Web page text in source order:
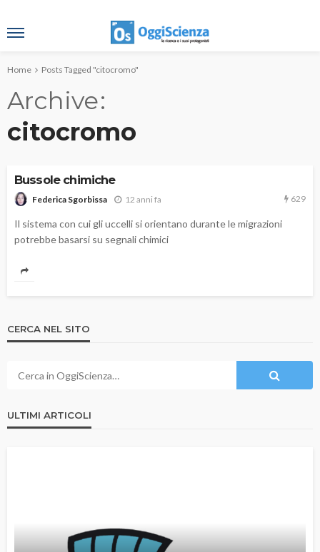
Home Posts Tagged "citocromo"
Archive
citocromo
Bussole chimiche
Federica Sgorbissa 12 anni fa 629
Il sistema con cui gli uccelli si orientano durante le migrazioni
potrebbe basarsi su segnali chimici
CERCA NEL SITO
ULTIMI ARTICOLI